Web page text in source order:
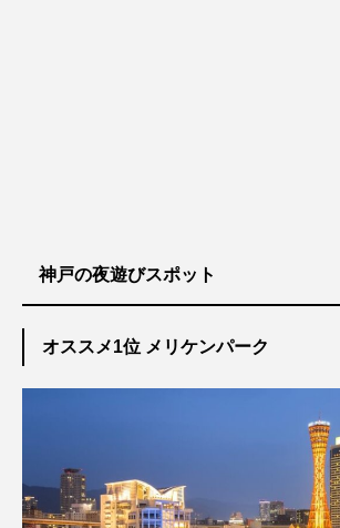
神戸の夜遊びスポット
オススメ1位 メリケンパーク